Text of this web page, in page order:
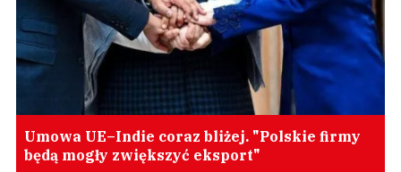
Umowa UE–Indie coraz bliżej. "Polskie firmy
będą mogły zwiększyć eksport"